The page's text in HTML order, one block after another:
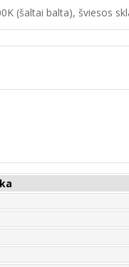
(šaltai balta), šviesos